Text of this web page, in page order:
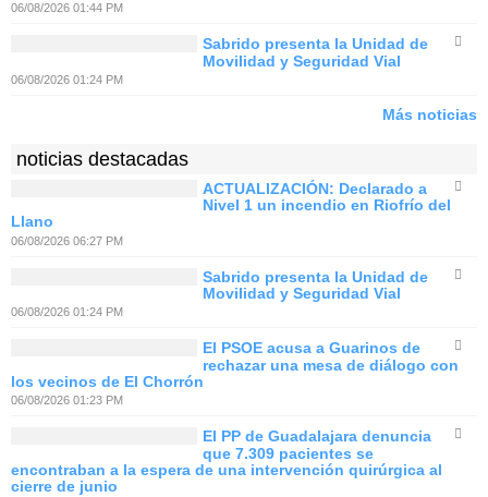
06/08/2026 01:44 PM
Sabrido presenta la Unidad de
Movilidad y Seguridad Vial
06/08/2026 01:24 PM
Más noticias
noticias destacadas
ACTUALIZACIÓN: Declarado a
Nivel 1 un incendio en Riofrío del
Llano
06/08/2026 06:27 PM
Sabrido presenta la Unidad de
Movilidad y Seguridad Vial
06/08/2026 01:24 PM
El PSOE acusa a Guarinos de
rechazar una mesa de diálogo con
los vecinos de El Chorrón
06/08/2026 01:23 PM
El PP de Guadalajara denuncia
que 7.309 pacientes se
encontraban a la espera de una intervención quirúrgica al
cierre de junio